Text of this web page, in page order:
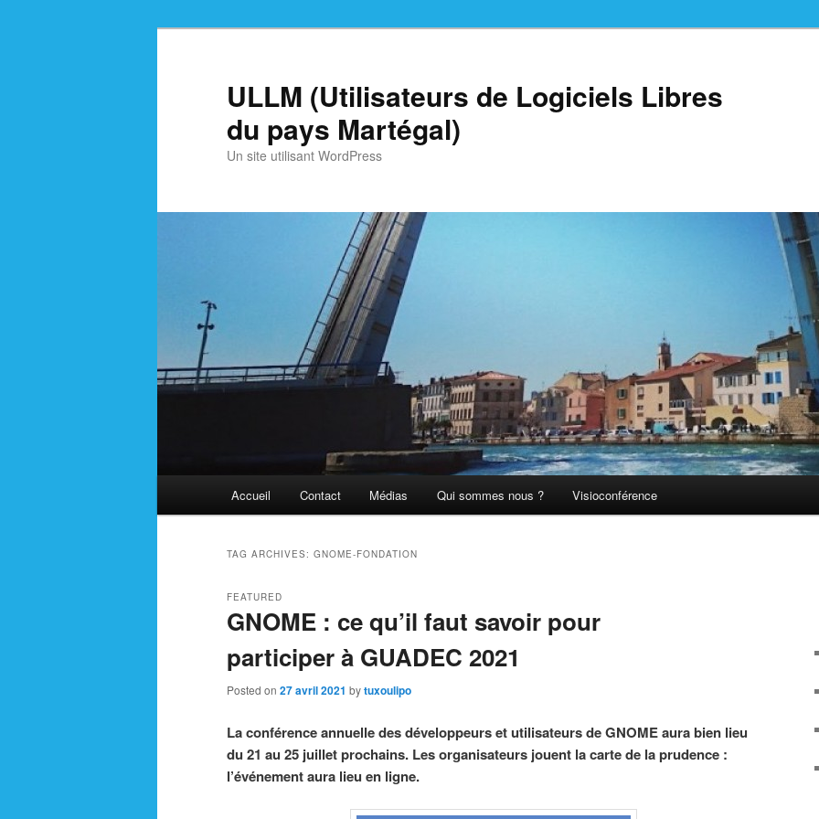
ULLM (Utilisateurs de Logiciels Libres
du pays Martégal)
Un site utilisant WordPress
Accueil Contact Médias Qui sommes nous ? Visioconférence
TAG ARCHIVES: GNOME-FONDATION
GNOME : ce qu’il faut savoir pour
participer à GUADEC 2021
FEATURED
Posted on 27 avril 2021 bytuxoulipo
La conférence annuelle des développeurs et utilisateurs de GNOME aura bien lieu
du 21 au 25 juillet prochains. Les organisateurs jouent la carte de la prudence :
l’événement aura lieu en ligne.